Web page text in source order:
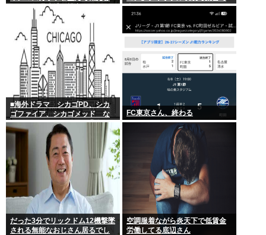
ていた無職逮捕！被害100万円ほ
真
■海外ドラマ シカゴPD、シカ
ゴファイア、シカゴメッド な
ぜあの人は、あそこまで背負う
のか
FC東京さん、終わる
だった3分でリックドム12機撃墜
される無能なおじさん居るでし
空調服着ながら炎天下で低賃金
労働してる底辺さん